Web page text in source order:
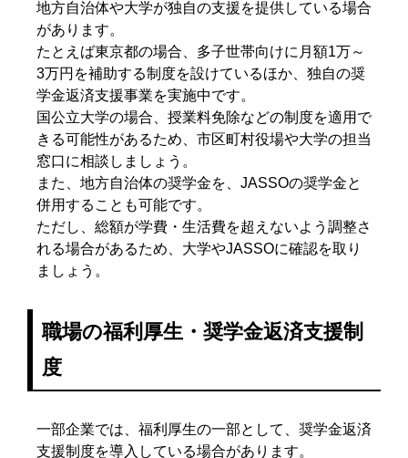
地方自治体や大学が独自の支援を提供している場合
があります。
たとえば東京都の場合、多子世帯向けに月額1万～
3万円を補助する制度を設けているほか、独自の奨
学金返済支援事業を実施中です。
国公立大学の場合、授業料免除などの制度を適用で
きる可能性があるため、市区町村役場や大学の担当
窓口に相談しましょう。
また、地方自治体の奨学金を、JASSOの奨学金と
併用することも可能です。
ただし、総額が学費・生活費を超えないよう調整さ
れる場合があるため、大学やJASSOに確認を取り
ましょう。
職場の福利厚生・奨学金返済支援制
度
一部企業では、福利厚生の一部として、奨学金返済
支援制度を導入している場合があります。